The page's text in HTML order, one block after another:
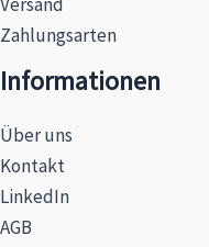
Zahlungsarten
Informationen
Über uns
Kontakt
LinkedIn
AGB